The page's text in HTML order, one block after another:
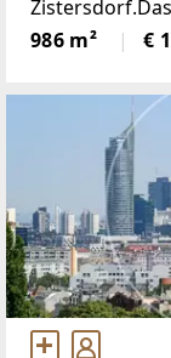
historischen
986 m² €